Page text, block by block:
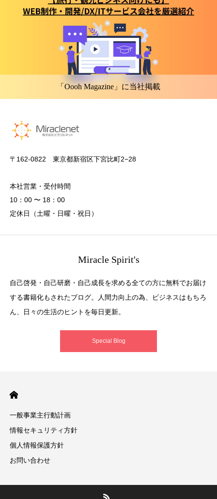
「Oooh Magazine」に当社掲載
〒162-0822 東京都新宿区下宮比町2−28
本社営業・受付時間
10：00 〜 18：00
定休日（土曜・日曜・祝日）
Miracle Spirit's
自己啓発・自己研磨・自己成長を求める全ての方に無料でお届け
する書籍化もされたブログ。人間力向上の為、ビジネスはもちろ
ん、日々の生活のヒントを毎日更新。
Special Blog
一般事業主行動計画
情報セキュリティ方針
個人情報保護方針
お問い合わせ